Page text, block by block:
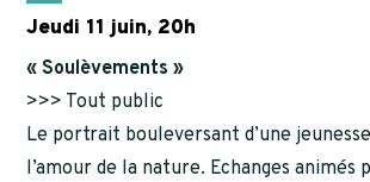
Jeudi 11 juin, 20h
« Soulèvements »
>>> Tout public
Le portrait bouleversant d’une
l’amour de la nature. Echanges animés